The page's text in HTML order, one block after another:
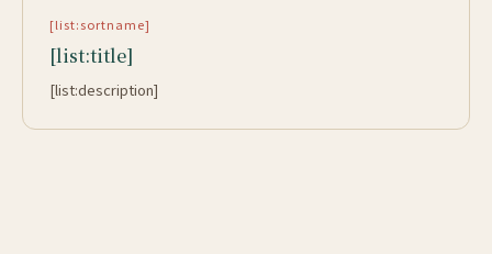
[list:sortname]
[list:title]
[list:description]